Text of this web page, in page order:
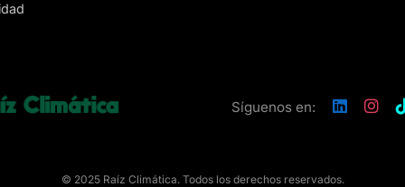
Síguenos en:
© 2025 Raíz Climática. Todos los derechos reservados.